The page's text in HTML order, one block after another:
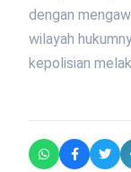
dengan
wilayah
kepolisian